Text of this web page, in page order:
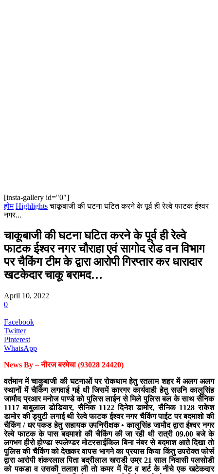
[insta-gallery id="0"]
होम Highlights चाकूबाजी की घटना घटित करने के पूर्व ही रेल्वे फाटक ईश्वर
नगर...
चाकूबाजी की घटना घटित करने के पूर्व ही रेल्वे
फाटक ईश्वर नगर चौराहा एवं सागोद रोड वन विभाग
पर चैकिंग टीम के द्वारा आरोपी गिरप्तार कर धारादार
खटकेदार चाकू बरामद…
April 10, 2022
0
Facebook
Twitter
Pinterest
WhatsApp
News By – नीरज बरमेचा (93028 24420)
वर्तमान में चाकुबाजी की घटनाओं पर रोकथाम हेतु रतलाम शहर में अलग अलग
स्थानों में चैकिंग लगवाई गई थी जिसमें कारगर कार्यवाही हेतु सउनि कालुसिंह
जामौद प्रआर मनोज पाण्डे को पुलिस लाईन से मिले पुलिस बल के साथ सैनिक
1117 बाबुलाल डोडियार, सैनिक 1122 दिनेश डामोर, सैनिक 1128 राकेश
डामोर की ड्युटी लगाई थी रेल्वे फाटक ईश्वर नगर चैकिंग पाईट पर बदमाशो की
चैकिंग / धर पकड हेतु सहायक उपनिरीक्षक • कालुसिंह जामौद द्वारा ईश्वर नगर
रेल्वे फाटक के पास बदमाशो की चैकिंग की जा रही थी रात्री 09.00 बजे के
लगभग हीरो होण्डा स्पलेण्डर मोटरसाईकिल बिना नंबर से बदमाश आते दिखा तो
पुलिस की चैकिंग को देखकर वापस भागने का प्रयास किया किंतु उपरोक्त फोर्स
द्वारा आरोपी शंकरलाल पिता बद्रीलाल खराडी उम्र 21 साल निवासी पलसोडी
को पकडा व उसकी तलाश ली तो कमर में पेंट व शर्ट के नीचे एक खटेकदार